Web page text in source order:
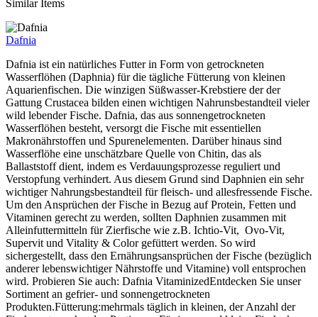
Similar Items
Dafnia
Dafnia ist ein natürliches Futter in Form von getrockneten
Wasserflöhen (Daphnia) für die tägliche Fütterung von kleinen
Aquarienfischen. Die winzigen Süßwasser-Krebstiere der der
Gattung Crustacea bilden einen wichtigen Nahrunsbestandteil vieler
wild lebender Fische. Dafnia, das aus sonnengetrockneten
Wasserflöhen besteht, versorgt die Fische mit essentiellen
Makronährstoffen und Spurenelementen. Darüber hinaus sind
Wasserflöhe eine unschätzbare Quelle von Chitin, das als
Ballaststoff dient, indem es Verdauungsprozesse reguliert und
Verstopfung verhindert. Aus diesem Grund sind Daphnien ein sehr
wichtiger Nahrungsbestandteil für fleisch- und allesfressende Fische.
Um den Ansprüchen der Fische in Bezug auf Protein, Fetten und
Vitaminen gerecht zu werden, sollten Daphnien zusammen mit
Alleinfuttermitteln für Zierfische wie z.B. Ichtio-Vit, Ovo-Vit,
Supervit und Vitality & Color gefüttert werden. So wird
sichergestellt, dass den Ernährungsansprüchen der Fische (bezüglich
anderer lebenswichtiger Nährstoffe und Vitamine) voll entsprochen
wird. Probieren Sie auch: Dafnia VitaminizedEntdecken Sie unser
Sortiment an gefrier- und sonnengetrockneten
Produkten.Fütterung:mehrmals täglich in kleinen, der Anzahl der